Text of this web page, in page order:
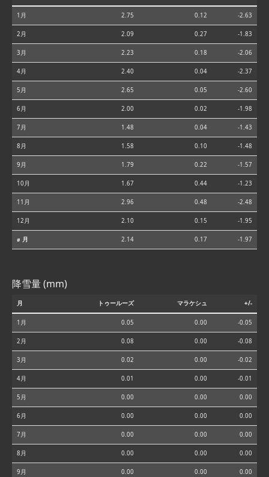
1月 2.75 0.12 -2.63
2月 2.09 0.27 -1.83
3月 2.23 0.18 -2.06
4月 2.40 0.04 -2.37
5月 2.65 0.05 -2.60
6月 2.00 0.02 -1.98
7月 1.48 0.04 -1.43
8月 1.58 0.10 -1.48
9月 1.79 0.22 -1.57
10月 1.67 0.44 -1.23
11月 2.96 0.48 -2.48
12月 2.10 0.15 -1.95
⌀ 月 2.14 0.17 -1.97
降雪量 (mm)
月 トゥールーズ マラケシュ +/-
1月 0.05 0.00 -0.05
2月 0.08 0.00 -0.08
3月 0.02 0.00 -0.02
4月 0.01 0.00 -0.01
5月 0.00 0.00 0.00
6月 0.00 0.00 0.00
7月 0.00 0.00 0.00
8月 0.00 0.00 0.00
9月 0.00 0.00 0.00